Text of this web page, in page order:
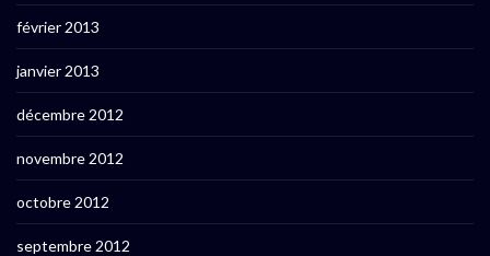
février 2013
janvier 2013
décembre 2012
novembre 2012
octobre 2012
septembre 2012